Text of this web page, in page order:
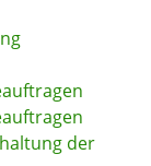
der